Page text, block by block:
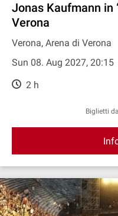
Jonas Kaufmann in
Verona
Verona, Arena di Verona
Sun 08. Aug 2027, 20:15
2 h
Biglietti da